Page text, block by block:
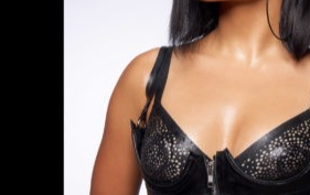
Aviso Legal
© 2015-2022 UMOMAG. PROPIEDAD DE
DERECHOS